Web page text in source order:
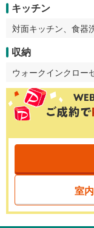
キッチン
対面キッチン、食器
収納
ウォークインクロー
室